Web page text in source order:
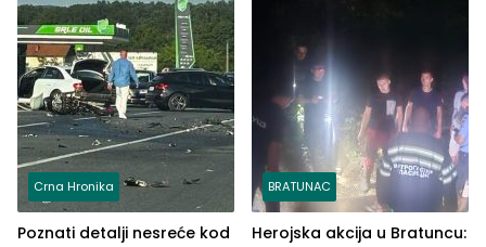
Crna Hronika
Poznati detalji nesreće kod
BRATUNAC
Herojska akcija u Bratuncu: